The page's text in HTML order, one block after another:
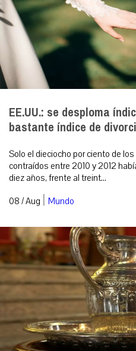
EE.UU.: se desploma
bastante índice de
Solo el dieciocho por ciento de
contraídos entre 2010 y 2012
diez años, frente al treint...
08 / Aug | Mundo